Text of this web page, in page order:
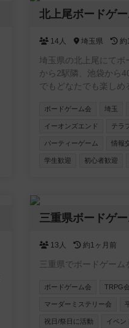
北上尾ボードゲ
14人 埼玉県 約
埼玉県の北上尾にて
から2駅隣、池袋から40分ほど) 初めての方も
でもどなたでも楽しめ
ご用意しております。 駐車場は200台ほどで無料です。 6年1月
10日現在/114回の開
ボードゲーム会 埼玉
イーオンズエンド テラ
パーティーゲーム 情報
学生歓迎 初心者歓迎
三重県ボードゲ
13人 約1ヶ月前
三重県でボードゲー
ボードゲーム会 TRPG会
マーダーミステリー会
祝日/祭日に活動 イベン